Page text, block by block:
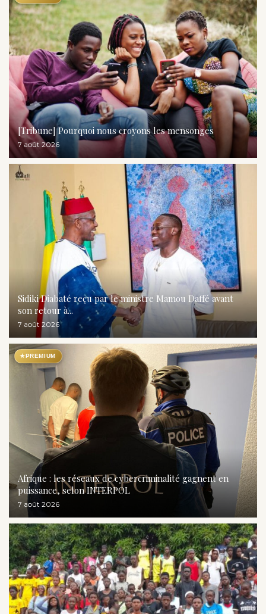
[Tribune] Pourquoi nous croyons les mensonges
7 août 2026
Sidiki Diabaté reçu par le ministre Mamou Daffé avant
son retour à...
7 août 2026
★PREMIUM
Afrique : les réseaux de cybercriminalité gagnent en
puissance, selon INTERPOL
7 août 2026